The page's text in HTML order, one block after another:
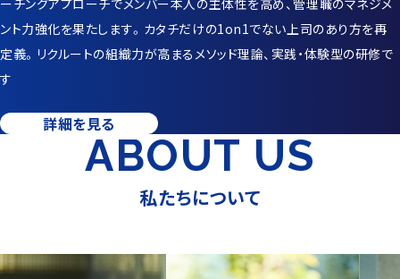
ント力強化を果たします。カタチだけの1on1でない上司のあり方を再
定義。リクルートの組織力が高まるメソッド理論、実践・体験型の研修で
す
詳細を見る
ABOUT US
私たちについて